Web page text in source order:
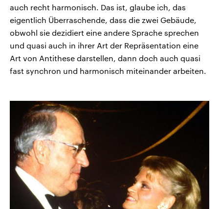
auch recht harmonisch. Das ist, glaube ich, das
eigentlich Überraschende, dass die zwei Gebäude,
obwohl sie dezidiert eine andere Sprache sprechen
und quasi auch in ihrer Art der Repräsentation eine
Art von Antithese darstellen, dann doch auch quasi
fast synchron und harmonisch miteinander arbeiten.